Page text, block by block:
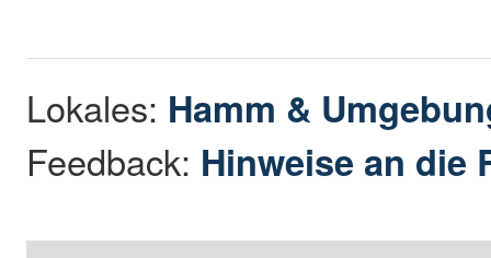
Lokales: Hamm &
Feedback: Hinweise an die